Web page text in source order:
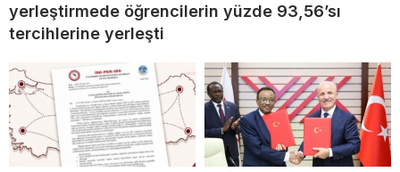
yerleştirmede öğrencilerin yüzde 93,56’sı
tercihlerine yerleşti